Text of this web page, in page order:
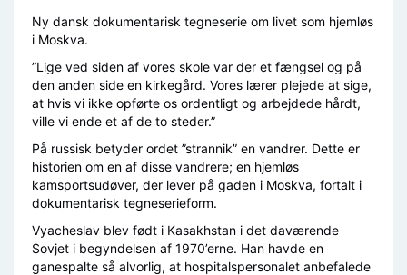
Ny dansk dokumentarisk tegneserie om livet som hjemløs
i Moskva.
”Lige ved siden af vores skole var der et fængsel og på
den anden side en kirkegård. Vores lærer plejede at sige,
at hvis vi ikke opførte os ordentligt og arbejdede hårdt,
ville vi ende et af de to steder.”
På russisk betyder ordet ”strannik” en vandrer. Dette er
historien om en af disse vandrere; en hjemløs
kamsportsudøver, der lever på gaden i Moskva, fortalt i
dokumentarisk tegneserieform.
Vyacheslav blev født i Kasakhstan i det daværende
Sovjet i begyndelsen af 1970’erne. Han havde en
ganespalte så alvorlig, at hospitalspersonalet anbefalede